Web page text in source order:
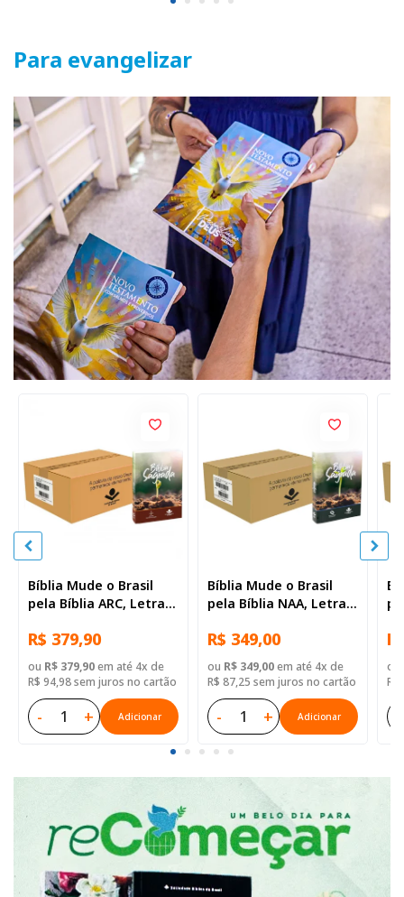
Para evangelizar
Bíblia Mude o Brasil
pela Bíblia ARC, Letra
— 52 Biblias
R$ 379,90
ou R$ 379,90em até 4x de
R$ 94,98 sem juros no cartão
- + Adicionar
Bíblia Mude o Brasil
pela Bíblia NAA, Letra
— Mude Brasil
R$ 349,00
ou R$ 349,00em até 4x de
R$ 87,25 sem juros no cartão
- + Adicionar
—
ou
R$